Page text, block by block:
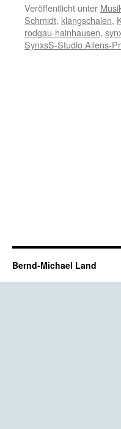
Veröffentlicht unter
Schmidt, klangschalen,
rodgau-hainhausen,
SynxsS-Studio Aliens-
Bernd-Michael Land